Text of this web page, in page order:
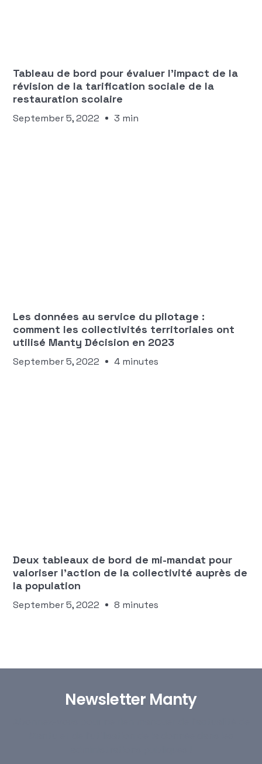
Tableau de bord pour évaluer l'impact de la
révision de la tarification sociale de la
restauration scolaire
September 5, 2022 3 min
Les données au service du pilotage :
comment les collectivités territoriales ont
utilisé Manty Décision en 2023
September 5, 2022 4 minutes
Deux tableaux de bord de mi-mandat pour
valoriser l’action de la collectivité auprès de
la population
September 5, 2022 8 minutes
Newsletter Manty